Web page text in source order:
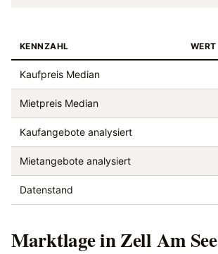
KENNZAHL WERT
Kaufpreis Median
Mietpreis Median
Kaufangebote analysiert
Mietangebote analysiert
Datenstand
Marktlage in Zell Am See